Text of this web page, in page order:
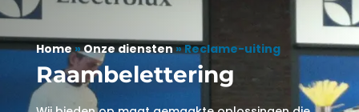
Home»Onze diensten»Reclame-uiting
Raambelettering